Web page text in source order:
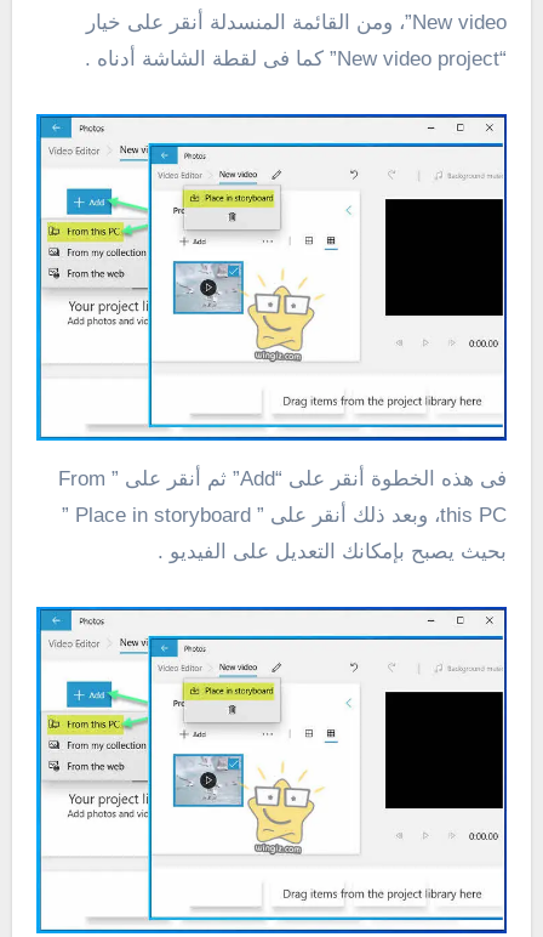
New video”، ومن القائمة المنسدلة أنقر على خيار
“New video project” كما فى لقطة الشاشة أدناه .
فى هذه الخطوة أنقر على “Add” ثم أنقر على ” From
this PC، وبعد ذلك أنقر على ” Place in storyboard ”
بحيث يصبح بإمكانك التعديل على الفيديو .